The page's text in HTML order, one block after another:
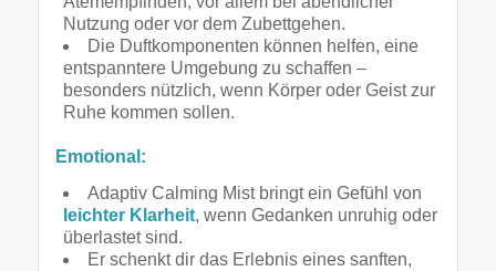
Nutzung oder vor dem Zubettgehen.
Die Duftkomponenten können helfen, eine
entspanntere Umgebung zu schaffen –
besonders nützlich, wenn Körper oder Geist zur
Ruhe kommen sollen.
Emotional:
Adaptiv Calming Mist bringt ein Gefühl von
leichter Klarheit, wenn Gedanken unruhig oder
überlastet sind.
Er schenkt dir das Erlebnis eines sanften,